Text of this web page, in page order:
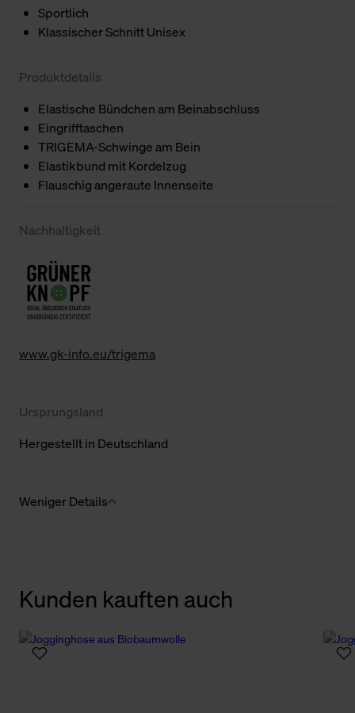
Sportlich
Klassischer Schnitt Unisex
Produktdetails
Elastische Bündchen am Beinabschluss
Eingrifftaschen
TRIGEMA-Schwinge am Bein
Elastikbund mit Kordelzug
Flauschig angeraute Innenseite
Nachhaltigkeit
www.gk-info.eu/trigema
Ursprungsland
Hergestellt in Deutschland
Weniger Details
Kunden kauften auch